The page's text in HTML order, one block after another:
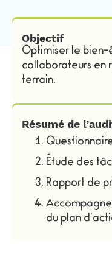
Objectif
Optimiser le bien-
collaborateurs en
terrain.
Résumé de
Étude des
Rapport de
du plan